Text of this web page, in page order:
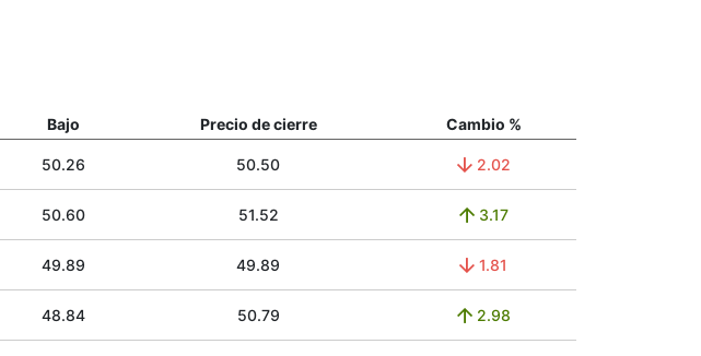
Bajo Precio de cierre Cambio %
50.26 50.50 2.02
50.60 51.52 3.17
49.89 49.89 1.81
48.84 50.79 2.98